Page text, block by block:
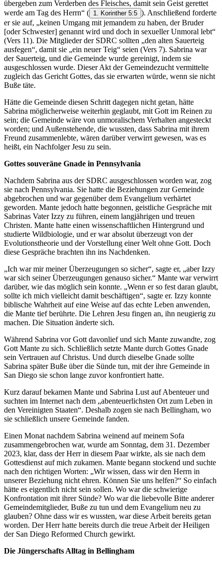
übergeben zum Verderben des Fleisches, damit sein Geist gerettet
werde am Tag des Herrn“ ( 1. Korinther 5:5 ). Anschließend forderte
er sie auf, „keinen Umgang mit jemandem zu haben, der Bruder
[oder Schwester] genannt wird und doch in sexueller Unmoral lebt“
(Vers 11). Die Mitglieder der SDRC sollten „den alten Sauerteig
ausfegen“, damit sie „ein neuer Teig“ seien (Vers 7). Sabrina war
der Sauerteig, und die Gemeinde wurde gereinigt, indem sie
ausgeschlossen wurde. Dieser Akt der Gemeindezucht vermittelte
zugleich das Gericht Gottes, das sie erwarten würde, wenn sie nicht
Buße täte.
Hätte die Gemeinde diesen Schritt dagegen nicht getan, hätte
Sabrina möglicherweise weiterhin geglaubt, mit Gott im Reinen zu
sein; die Gemeinde wäre von unmoralischem Verhalten angesteckt
worden; und Außenstehende, die wussten, dass Sabrina mit ihrem
Freund zusammenlebte, wären darüber verwirrt gewesen, was es
heißt, ein Nachfolger Jesu zu sein.
Gottes souveräne Gnade in Pennsylvania
Nachdem Sabrina aus der SDRC ausgeschlossen worden war, zog
sie nach Pennsylvania. Sie hatte die Beziehungen zur Gemeinde
abgebrochen und war gegenüber dem Evangelium verhärtet
geworden. Mante jedoch hatte begonnen, geistliche Gespräche mit
Sabrinas Vater Izzy zu führen, einem langjährigen und treuen
Christen. Mante hatte einen wissenschaftlichen Hintergrund und
studierte Wildbiologie, und er war absolut überzeugt von der
Evolutionstheorie und der Vorstellung einer Welt ohne Gott. Doch
diese Gespräche brachten ihn ins Nachdenken.
„Ich war mir meiner Überzeugungen so sicher“, sagte er, „aber Izzy
war sich seiner Überzeugungen genauso sicher.“ Mante war verwirrt
darüber, wie das möglich sein konnte. „Wenn er so fest daran glaubt,
sollte ich mich vielleicht damit beschäftigen“, sagte er. Izzy konnte
biblische Wahrheit auf eine Weise auf das echte Leben anwenden,
die Mante tief berührte. Die Lehren Jesu fingen an, ihn neugierig zu
machen. Die Situation änderte sich.
Während Sabrina vor Gott davonlief und sich Mante zuwandte, zog
Gott Mante zu sich. Schließlich setzte Mante durch Gottes Gnade
sein Vertrauen auf Christus. Und durch dieselbe Gnade sollte
Sabrina später Buße über die Sünde tun, mit der ihre Gemeinde in
San Diego sie schon lange zuvor konfrontiert hatte.
Kurz darauf bekamen Mante und Sabrina Lust auf Abenteuer und
suchten im Internet nach dem „abenteuerlichsten Ort zum Leben in
den Vereinigten Staaten“. Deshalb zogen sie nach Bellingham, wo
sie schließlich unsere Gemeinde fanden.
Einen Monat nachdem Sabrina weinend auf meinem Sofa
zusammengebrochen war, wurde am Sonntag, dem 31. Dezember
2023, klar, dass der Herr in diesem Paar wirkte, als sie nach dem
Gottesdienst auf mich zukamen. Mante begann stockend und suchte
nach den richtigen Worten: „Wir wissen, dass wir den Herrn in
unserer Beziehung nicht ehren. Können Sie uns helfen?“ So einfach
hätte es eigentlich nicht sein sollen. Wo war die schwierige
Konfrontation mit ihrer Sünde? Wo war die liebevolle Bitte anderer
Gemeindemitglieder, Buße zu tun und dem Evangelium neu zu
glauben? Ohne dass wir es wussten, war diese Arbeit bereits getan
worden. Der Herr hatte bereits durch die treue Arbeit der Heiligen
der San Diego Reformed Church gewirkt.
Die Jüngerschafts Alltag in Bellingham